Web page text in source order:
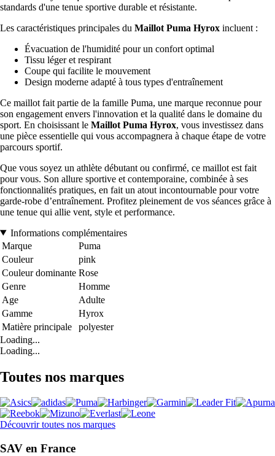
standards d'une tenue sportive durable et résistante.
Les caractéristiques principales du Maillot Puma Hyrox incluent :
Évacuation de l'humidité pour un confort optimal
Tissu léger et respirant
Coupe qui facilite le mouvement
Design moderne adapté à tous types d'entraînement
Ce maillot fait partie de la famille Puma, une marque reconnue pour
son engagement envers l'innovation et la qualité dans le domaine du
sport. En choisissant le Maillot Puma Hyrox, vous investissez dans
une pièce essentielle qui vous accompagnera à chaque étape de votre
parcours sportif.
Que vous soyez un athlète débutant ou confirmé, ce maillot est fait
pour vous. Son allure sportive et contemporaine, combinée à ses
fonctionnalités pratiques, en fait un atout incontournable pour votre
garde-robe d’entraînement. Profitez pleinement de vos séances grâce à
une tenue qui allie vent, style et performance.
Informations complémentaires
Marque
Puma
Couleur
pink
Couleur dominante Rose
Genre
Homme
Age
Adulte
Gamme
Hyrox
Matière principale
polyester
Loading...
Loading...
Toutes nos marques
Découvrir toutes nos marques
SAV en France